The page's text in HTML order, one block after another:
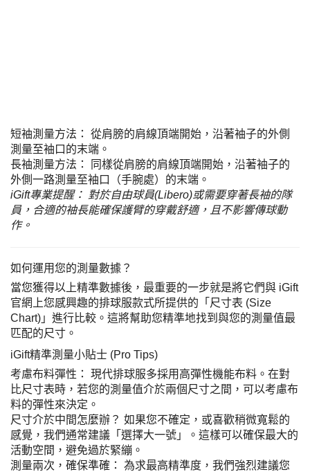
短袖測量方法： 從肩膀的肩線頂端開始，沿著袖子的外側
測量至袖口的末端。
長袖測量方法： 同樣從肩膀的肩線頂端開始，沿著袖子的
外側一路測量至袖口（手腕處）的末端。
iGift專業提醒： 對於自由球員(Libero)或需要穿著長袖的隊
員，合適的袖長能確保護臂的穿戴舒適，且不影響傳球動
作。
如何運用您的測量數據？
當您獲得以上精準數據後，最重要的一步就是將它們與 iGift
官網上您感興趣的排球服款式所提供的「尺寸表 (Size
Chart)」進行比較。這將幫助您精準地找到與您的測量值最
匹配的尺寸。
iGift精準測量小貼士 (Pro Tips)
考慮布料彈性： 現代排球服多採用高彈性機能布料。在對
比尺寸表時，若您的測量值介於兩個尺寸之間，可以考慮布
料的彈性來決定。
尺寸介於中間怎麼辦？ 如果您不確定，或喜歡稍微寬鬆的
感覺，我們通常建議「選擇大一號」。這樣可以確保最大的
活動空間，避免過於緊繃。
測量兩次，確保準確： 為求最高精準度，我們強烈建議您